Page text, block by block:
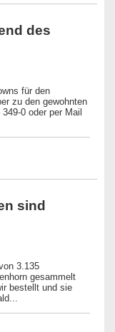
des
für den
zu den gewohnten
0 oder per Mail
sind
3.135
gesammelt
bestellt und sie